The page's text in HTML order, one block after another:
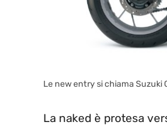
Le new entry si chiama Suzuki
La naked è protesa